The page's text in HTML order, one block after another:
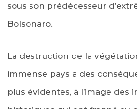
sous son prédécesseur
Bolsonaro.
La destruction de la
immense pays a des
plus évidentes, à l’image des